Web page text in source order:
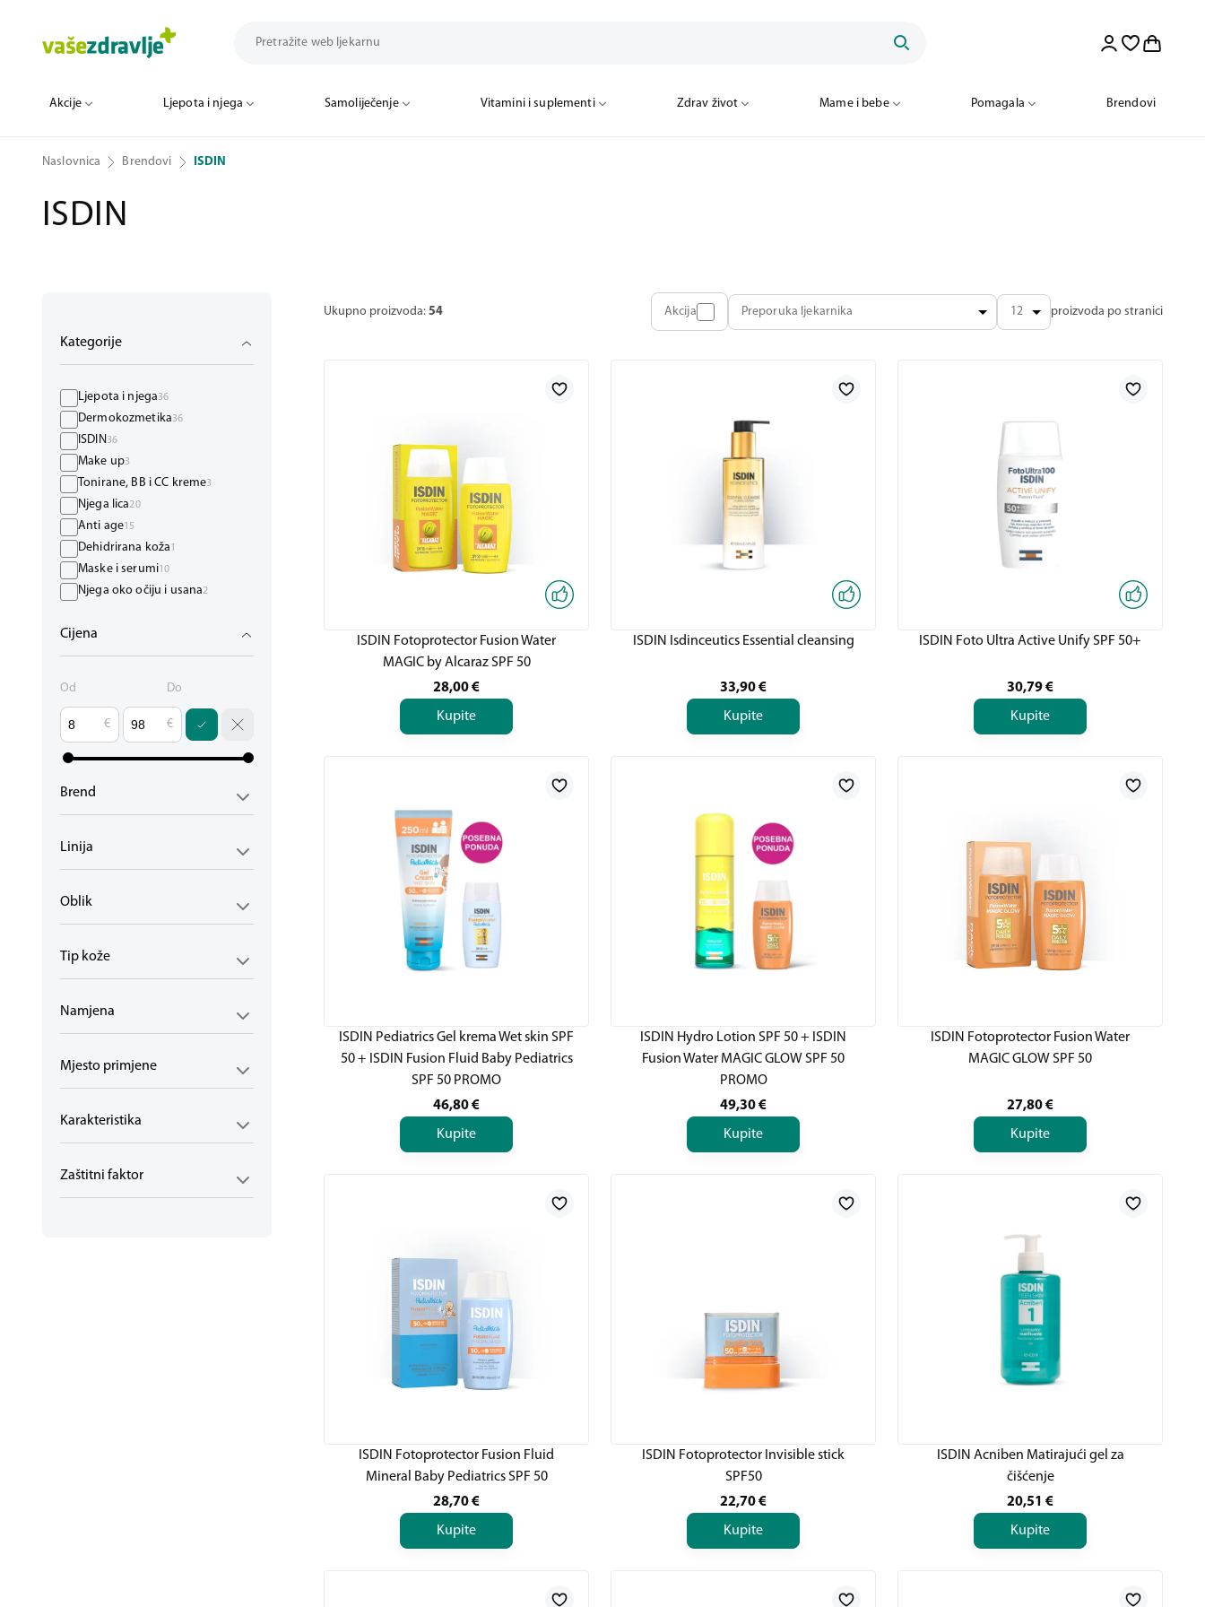
Akcije Ljepota i njega Samoliječenje Vitamini i suplementi Zdrav život Mame i bebe Pomagala Brendovi
Naslovnica Brendovi ISDIN
ISDIN
Kategorije
Ljepota i njega36
Dermokozmetika36
ISDIN36
Make up3
Tonirane, BB i CC kreme3
Njega lica20
Anti age15
Dehidrirana koža1
Maske i serumi10
Njega oko očiju i usana2
Posebna njega kože
Hiperpigmentacija i pjege4
Bebe i djeca4
Nakon sunčanja1
UV zaštita20
Cijena
Od Do
€ €
Brend
Linija
Oblik
Tip kože
Namjena
Mjesto primjene
Karakteristika
Zaštitni faktor
Ukupno proizvoda: 54 Akcija Preporuka ljekarnika 12 proizvoda po stranici
ISDIN Fotoprotector Fusion Water
MAGIC by Alcaraz SPF 50
28,00€
Kupite
ISDIN Isdinceutics Essential cleansing
33,90€
Kupite
ISDIN Foto Ultra Active Unify SPF 50+
30,79€
Kupite
ISDIN Pediatrics Gel krema Wet skin SPF
50 + ISDIN Fusion Fluid Baby Pediatrics
SPF 50 PROMO
46,80€
Kupite
ISDIN Hydro Lotion SPF 50 + ISDIN
Fusion Water MAGIC GLOW SPF 50
PROMO
49,30€
Kupite
ISDIN Fotoprotector Fusion Water
MAGIC GLOW SPF 50
27,80€
Kupite
ISDIN Fotoprotector Fusion Fluid
Mineral Baby Pediatrics SPF 50
28,70€
Kupite
ISDIN Fotoprotector Invisible stick
SPF50
22,70€
Kupite
ISDIN Acniben Matirajući gel za
čišćenje
20,51 €
Kupite